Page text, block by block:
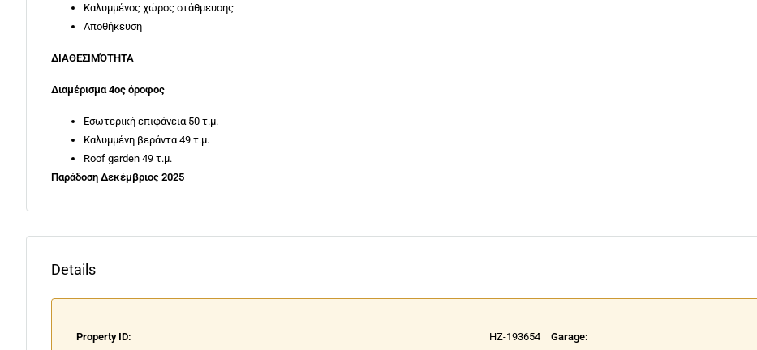
Καλυμμένος χώρος στάθμευσης
Αποθήκευση
ΔΙΑΘΕΣΙΜΌΤΗΤΑ
Διαμέρισμα 4ος όροφος
Εσωτερική επιφάνεια 50 τ.μ.
Καλυμμένη βεράντα 49 τ.μ.
Roof garden 49 τ.μ.
Παράδοση Δεκέμβριος 2025
Details
Property ID: HZ-193654 Garage: